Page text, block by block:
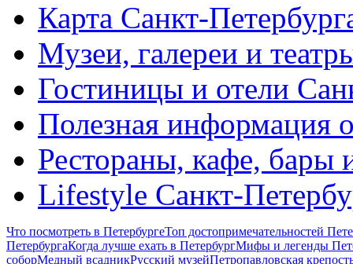
Карта Санкт-
Музеи, галереи и
Гостиницы и отели
Полезная информация
Рестораны, кафе, бары
Lifestyle Санкт-
Что посмотреть в ПетербургеТоп достопримечательностей
ПетербургаКогда лучше ехать в ПетербургМифы и легенды
соборМедный всадникРусский музейПетропавловская